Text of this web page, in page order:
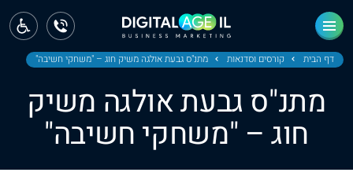
דף הבית קורסים וסדנאות מתנ"ס גבעת אולגה משיק חוג – "משחקי חשיבה"
מתנ"ס גבעת אולגה משיק
חוג – "משחקי חשיבה"
ראשי
חדשות
מחוז צפון
מחוז חיפה
מחוז מרכז